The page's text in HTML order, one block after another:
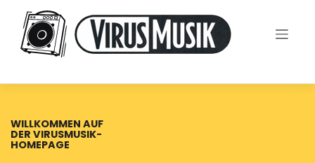
content
WILLKOMMEN AUF
DER VIRUSMUSIK-
HOMEPAGE